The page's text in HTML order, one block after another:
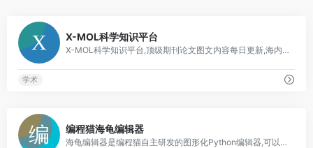
X-MOL科学知识平台
X-MOL科学知识平台,顶级期刊论文图文内容每日更新,海内外课题组信息,行业新闻文摘,化学类网址导航,化学软件和数据库导航,及更多其他内容
学术
编程猫海龟编辑器
海龟编辑器是编程猫自主研发的图形化Python编辑器,可以搭积木,学Python。